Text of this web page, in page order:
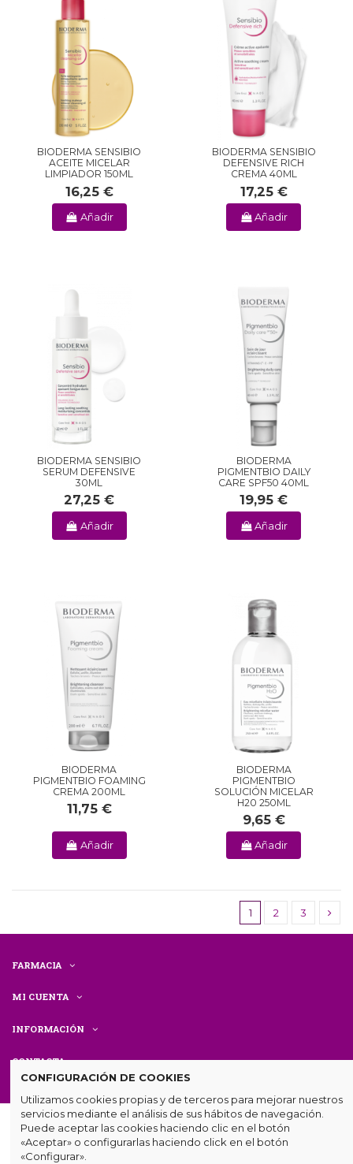
BIODERMA SENSIBIO
ACEITE MICELAR
LIMPIADOR 150ML
16,25 €
Añadir
BIODERMA SENSIBIO
DEFENSIVE RICH
CREMA 40ML
17,25 €
Añadir
BIODERMA SENSIBIO
SERUM DEFENSIVE
30ML
27,25 €
Añadir
BIODERMA
PIGMENTBIO DAILY
CARE SPF50 40ML
19,95 €
Añadir
BIODERMA
PIGMENTBIO FOAMING
CREMA 200ML
11,75 €
Añadir
BIODERMA
PIGMENTBIO
SOLUCIÓN MICELAR
H20 250ML
9,65 €
Añadir
1 2 3
FARMACIA
MI CUENTA
INFORMACIÓN
CONTACTA
CONFIGURACIÓN DE COOKIES
Utilizamos cookies propias y de terceros para mejorar nuestros
servicios mediante el análisis de sus hábitos de navegación.
Puede aceptar las cookies haciendo clic en el botón
«Aceptar» o configurarlas haciendo click en el botón
«Configurar».